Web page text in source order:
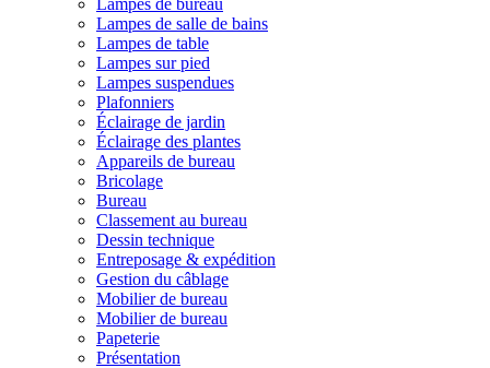
Lampes de bureau
Lampes de salle de bains
Lampes de table
Lampes sur pied
Lampes suspendues
Plafonniers
Éclairage de jardin
Éclairage des plantes
Appareils de bureau
Bricolage
Bureau
Classement au bureau
Dessin technique
Entreposage & expédition
Gestion du câblage
Mobilier de bureau
Mobilier de bureau
Papeterie
Présentation